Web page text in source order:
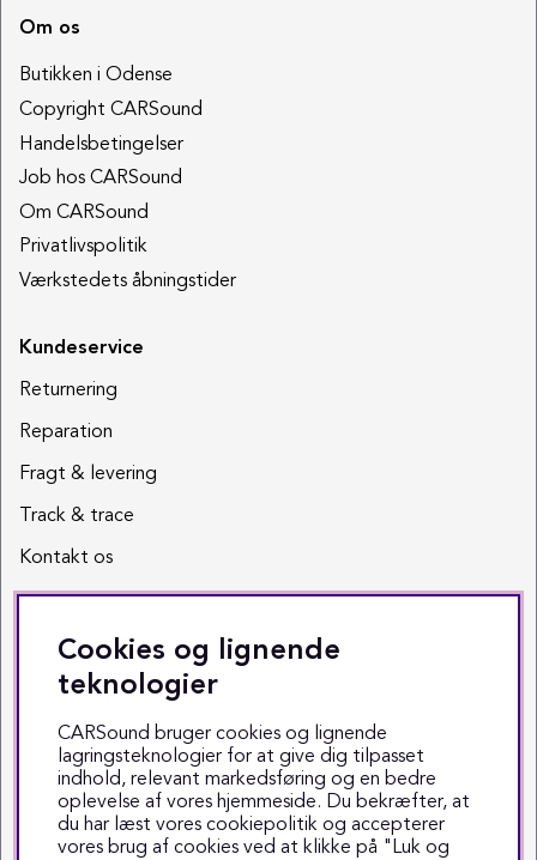
Om os
Butikken i Odense
Copyright CARSound
Handelsbetingelser
Job hos CARSound
Om CARSound
Privatlivspolitik
Værkstedets åbningstider
Kundeservice
Returnering
Reparation
Fragt & levering
Track & trace
Kontakt os
Sociale medier
Facebook
Instagram
Youtube
TikTok
Cookies og lignende
teknologier
CARSound bruger cookies og lignende
lagringsteknologier for at give dig tilpasset
indhold, relevant markedsføring og en bedre
oplevelse af vores hjemmeside. Du bekræfter, at
du har læst vores cookiepolitik og accepterer
vores brug af cookies ved at klikke på "Luk og